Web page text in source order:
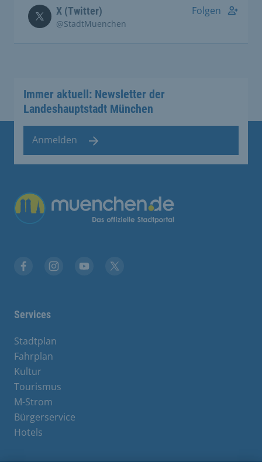
X (Twitter)
@StadtMuenchen
Folgen
Immer aktuell: Newsletter der
Landeshauptstadt München
Anmelden
Übergreifende Links
Services
Stadtplan
Fahrplan
Kultur
Tourismus
M-Strom
Bürgerservice
Hotels